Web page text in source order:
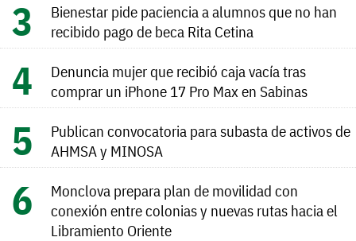
Bienestar pide paciencia a alumnos que no han
recibido pago de beca Rita Cetina
Denuncia mujer que recibió caja vacía tras
comprar un iPhone 17 Pro Max en Sabinas
Publican convocatoria para subasta de activos de
AHMSA y MINOSA
Monclova prepara plan de movilidad con
conexión entre colonias y nuevas rutas hacia el
Libramiento Oriente